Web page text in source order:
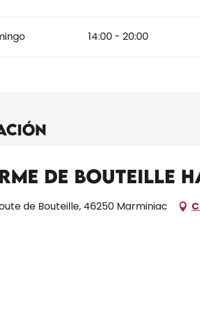
14:00 - 20:00
de Bouteille
de Bouteille, 46250 Marminiac